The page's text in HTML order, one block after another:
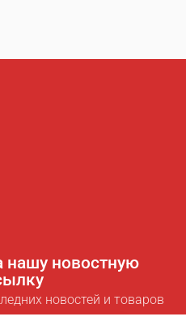
нашу новостную
новостей и товаров